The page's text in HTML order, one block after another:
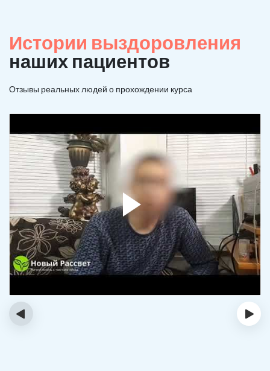
Истории выздоровления
наших пациентов
Отзывы реальных людей о прохождении курса
‹ ›